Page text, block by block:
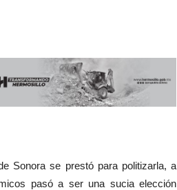
Sonora se prestó para politizarla, a
pasó a ser una sucia elección